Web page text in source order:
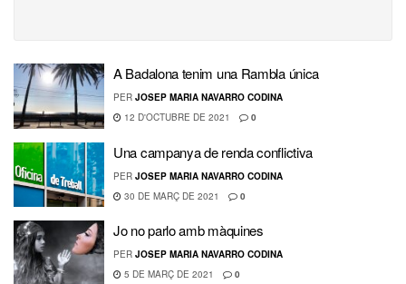
A Badalona tenim una Rambla única
PER JOSEP MARIA NAVARRO CODINA
12 D'OCTUBRE DE 2021
0
Una campanya de renda conflictiva
PER JOSEP MARIA NAVARRO CODINA
30 DE MARÇ DE 2021
0
Jo no parlo amb màquines
PER JOSEP MARIA NAVARRO CODINA
5 DE MARÇ DE 2021
0